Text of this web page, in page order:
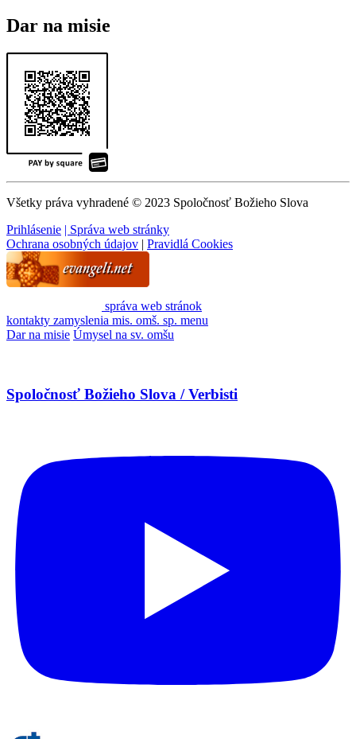
Dar na misie
Všetky práva vyhradené © 2023 Spoločnosť Božieho Slova
Prihlásenie | Správa web stránky
Ochrana osobných údajov | Pravidlá Cookies
správa web stránok
kontakty zamyslenia mis. omš. sp. menu
Dar na misie Úmysel na sv. omšu
Spoločnosť Božieho Slova / Verbisti